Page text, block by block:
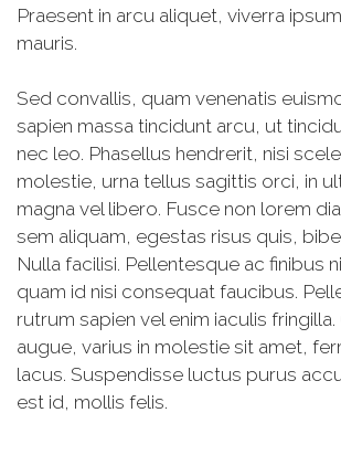
Praesent in arcu aliquet, viverra
mauris.
Sed convallis, quam venenatis
sapien massa tincidunt arcu, ut
nec leo. Phasellus hendrerit, nisi
molestie, urna tellus sagittis orci, in
magna vel libero. Fusce non lorem
sem aliquam, egestas risus quis,
Nulla facilisi. Pellentesque ac finibus
quam id nisi consequat faucibus.
rutrum sapien vel enim iaculis fringilla.
augue, varius in molestie sit amet,
lacus. Suspendisse luctus purus
est id, mollis felis.